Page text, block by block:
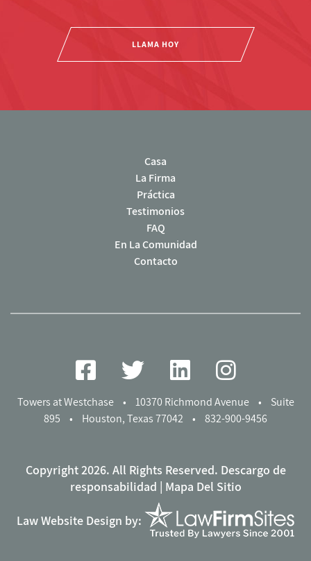
LLAMA HOY
Casa
La Firma
Práctica
Testimonios
FAQ
En La Comunidad
Contacto
Towers at Westchase • 10370 Richmond Avenue •
Suite
895
• Houston, Texas 77042 • 832-900-9456
Copyright 2026. All Rights Reserved. Descargo de
responsabilidad | Mapa Del Sitio
Law Website Design by: